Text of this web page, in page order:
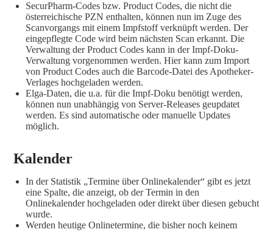
SecurPharm-Codes bzw. Product Codes, die nicht die
österreichische PZN enthalten, können nun im Zuge des
Scanvorgangs mit einem Impfstoff verknüpft werden. Der
eingepflegte Code wird beim nächsten Scan erkannt. Die
Verwaltung der Product Codes kann in der Impf-Doku-
Verwaltung vorgenommen werden. Hier kann zum Import
von Product Codes auch die Barcode-Datei des Apotheker-
Verlages hochgeladen werden.
Elga-Daten, die u.a. für die Impf-Doku benötigt werden,
können nun unabhängig von Server-Releases geupdatet
werden. Es sind automatische oder manuelle Updates
möglich.
Kalender
In der Statistik „Termine über Onlinekalender“ gibt es jetzt
eine Spalte, die anzeigt, ob der Termin in den
Onlinekalender hochgeladen oder direkt über diesen gebucht
wurde.
Werden heutige Onlinetermine, die bisher noch keinem